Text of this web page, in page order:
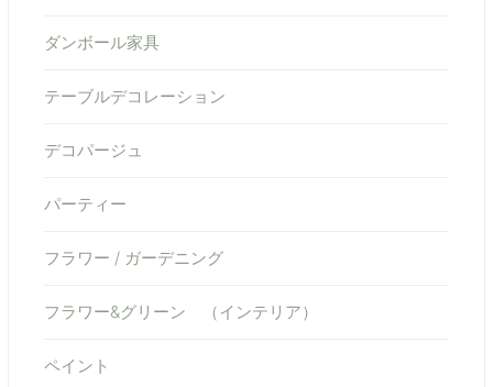
ダンボール家具
テーブルデコレーション
デコパージュ
パーティー
フラワー / ガーデニング
フラワー&グリーン （インテリア）
ペイント